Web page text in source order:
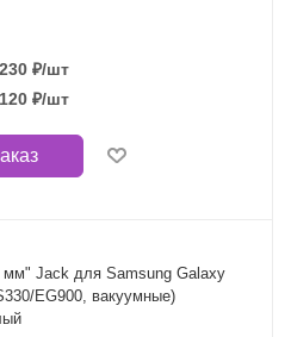
230₽/шт
120₽/шт
мм" Jack для Samsung Galaxy
EG900, вакуумные)